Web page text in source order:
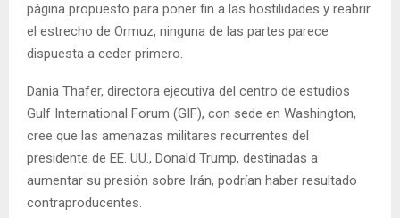
página propuesto para poner fin a las hostilidades y reabrir
el estrecho de Ormuz, ninguna de las partes parece
dispuesta a ceder primero.
Dania Thafer, directora ejecutiva del centro de estudios
Gulf International Forum (GIF), con sede en Washington,
cree que las amenazas militares recurrentes del
presidente de EE. UU., Donald Trump, destinadas a
aumentar su presión sobre Irán, podrían haber resultado
contraproducentes.